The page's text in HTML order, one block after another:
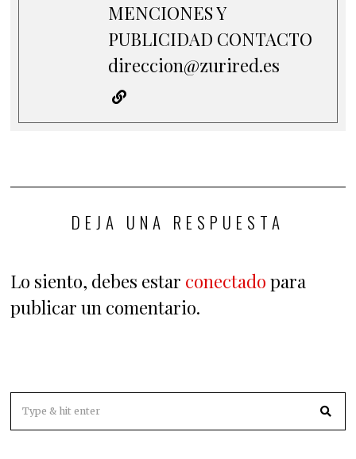
MENCIONES Y
PUBLICIDAD CONTACTO
direccion@zurired.es
DEJA UNA RESPUESTA
Lo siento, debes estar conectado para
publicar un comentario.